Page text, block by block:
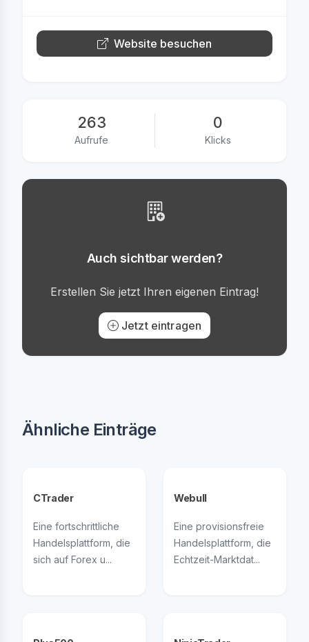
Website besuchen
263
Aufrufe
0
Klicks
Auch sichtbar werden?
Erstellen Sie jetzt Ihren eigenen Eintrag!
Jetzt eintragen
Ähnliche Einträge
CTrader
Eine fortschrittliche
Handelsplattform, die
sich auf Forex u...
Webull
Eine provisionsfreie
Handelsplattform, die
Echtzeit-Marktdat...